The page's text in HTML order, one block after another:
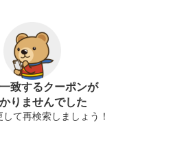
致するクーポンが
りませんでした
て再検索しましょう！